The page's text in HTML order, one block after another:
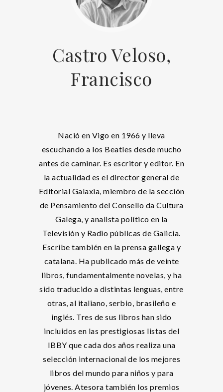
Castro Veloso,
Francisco
Nació en Vigo en 1966 y lleva
escuchando a los Beatles desde mucho
antes de caminar. Es escritor y editor. En
la actualidad es el director general de
Editorial Galaxia, miembro de la sección
de Pensamiento del Consello da Cultura
Galega, y analista político en la
Televisión y Radio públicas de Galicia.
Escribe también en la prensa gallega y
catalana. Ha publicado más de veinte
libros, fundamentalmente novelas, y ha
sido traducido a distintas lenguas, entre
otras, al italiano, serbio, brasileño e
inglés. Tres de sus libros han sido
incluidos en las prestigiosas listas del
IBBY que cada dos años realiza una
selección internacional de los mejores
libros del mundo para niños y para
jóvenes. Atesora también los premios